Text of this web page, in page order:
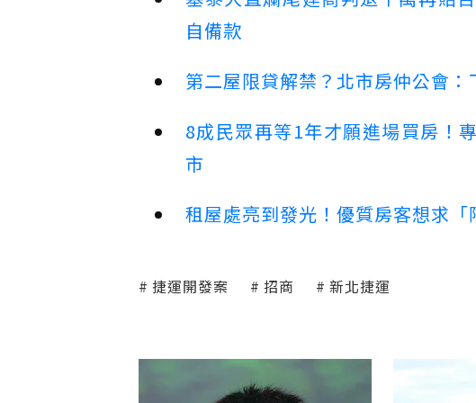
自備款
第二屋限貸解禁？北市房仲公會：
8成民眾再等1年才願進場買房！
市
租屋處亮到發光！優質房客想求
捷運開發案 招商 新北捷運